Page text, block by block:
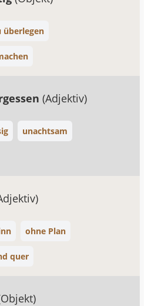
überlegen
(Adjektiv)
unachtsam
ohne Plan
quer